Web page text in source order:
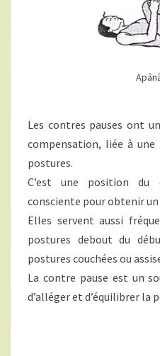
Les contres pauses ont
compensation, liée à
postures.
C’est une position du
consciente pour obtenir
Elles servent aussi
postures debout du
postures couchées ou
La contre pause est un
d’alléger et d’équilibrer la